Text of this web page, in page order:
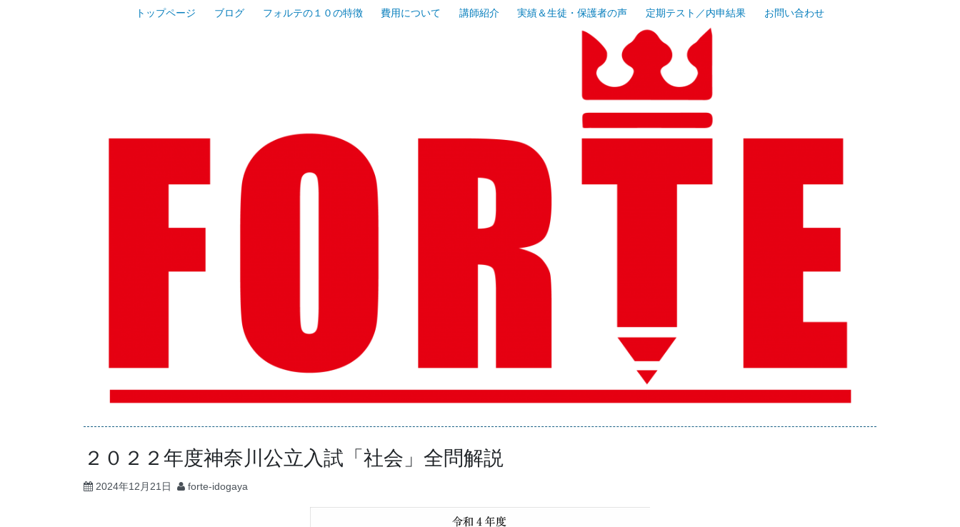
トップページ ブログ フォルテの１０の特徴 費用について 講師紹介 実績＆生徒・保護者の声 定期テスト／内申結果 お問い合わせ
進学塾フォルテ｜横浜市南
区井土ヶ谷・蒔田・弘明寺地
域の高校受験専門塾｜少人数
制集団授業
進学塾フォルテ｜井土ヶ谷・蒔田・弘明寺地域で人気の少人数制集団授業の塾！
２０２２年度神奈川公立入試「社会」全問解説
2024年12月21日 forte-idogaya